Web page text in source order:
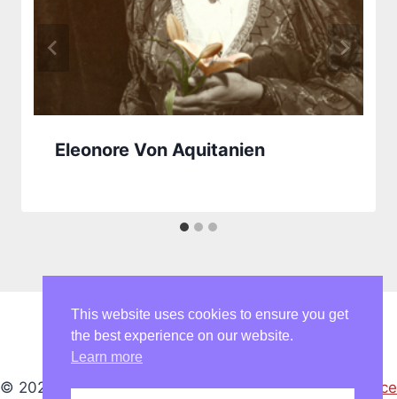
Eleonore Von Aquitanien
© 2026 Karin Nedela - WordPress Theme vonKadence
This website uses cookies to ensure you get
the best experience on our website.
Learn more